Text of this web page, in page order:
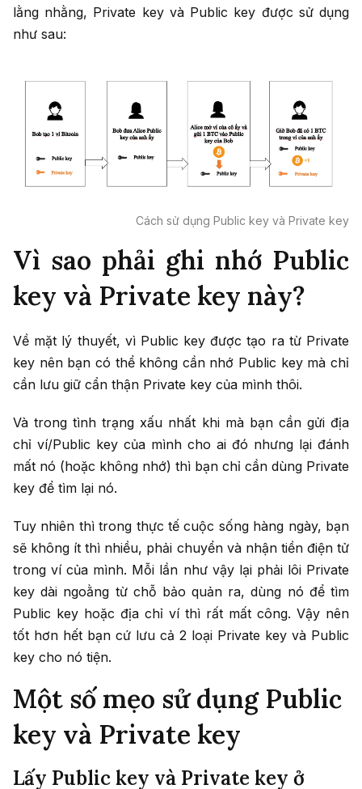
lằng nhằng, Private key và Public key được sử dụng
như sau:
Cách sử dụng Public key và Private key
Vì sao phải ghi nhớ Public
key và Private key này?
Về mặt lý thuyết, vì Public key được tạo ra từ Private
key nên bạn có thể không cần nhớ Public key mà chỉ
cần lưu giữ cẩn thận Private key của mình thôi.
Và trong tình trạng xấu nhất khi mà bạn cần gửi địa
chỉ ví/Public key của mình cho ai đó nhưng lại đánh
mất nó (hoặc không nhớ) thì bạn chỉ cần dùng Private
key để tìm lại nó.
Tuy nhiên thì trong thực tế cuộc sống hàng ngày, bạn
sẽ không ít thì nhiều, phải chuyển và nhận tiền điện tử
trong ví của mình. Mỗi lần như vậy lại phải lôi Private
key dài ngoằng từ chỗ bảo quản ra, dùng nó để tìm
Public key hoặc địa chỉ ví thì rất mất công. Vậy nên
tốt hơn hết bạn cứ lưu cả 2 loại Private key và Public
key cho nó tiện.
Một số mẹo sử dụng Public
key và Private key
Lấy Public key và Private key ở